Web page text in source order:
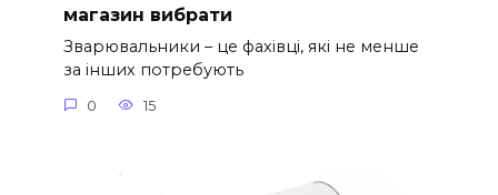
магазин вибрати
Зварювальники – це фахівці, які не менше
за інших потребують
0 15